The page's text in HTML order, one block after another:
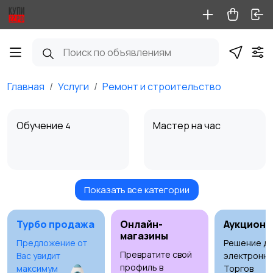
Главная Услуги Ремонт и строительство
Обучение 4 Мастер на час
Красота и здоровье1 Перевозки
Ремонт и
Компьютерные
Показать все категории
Турбо продажа
Предложение от
Вас увидит
максимум
Онлайн-
магазины
Превратите свой
профиль в
Аукционы
Решение
Торгов